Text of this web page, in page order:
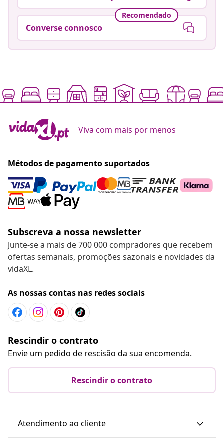
Recomendado
Converse connosco
Viva com mais por menos
Métodos de pagamento suportados
Subscreva a nossa newsletter
Junte-se a mais de 700 000 compradores que recebem
ofertas semanais, promoções sazonais e novidades da
vidaXL.
As nossas contas nas redes sociais
Rescindir o contrato
Envie um pedido de rescisão da sua encomenda.
Rescindir o contrato
Atendimento ao cliente